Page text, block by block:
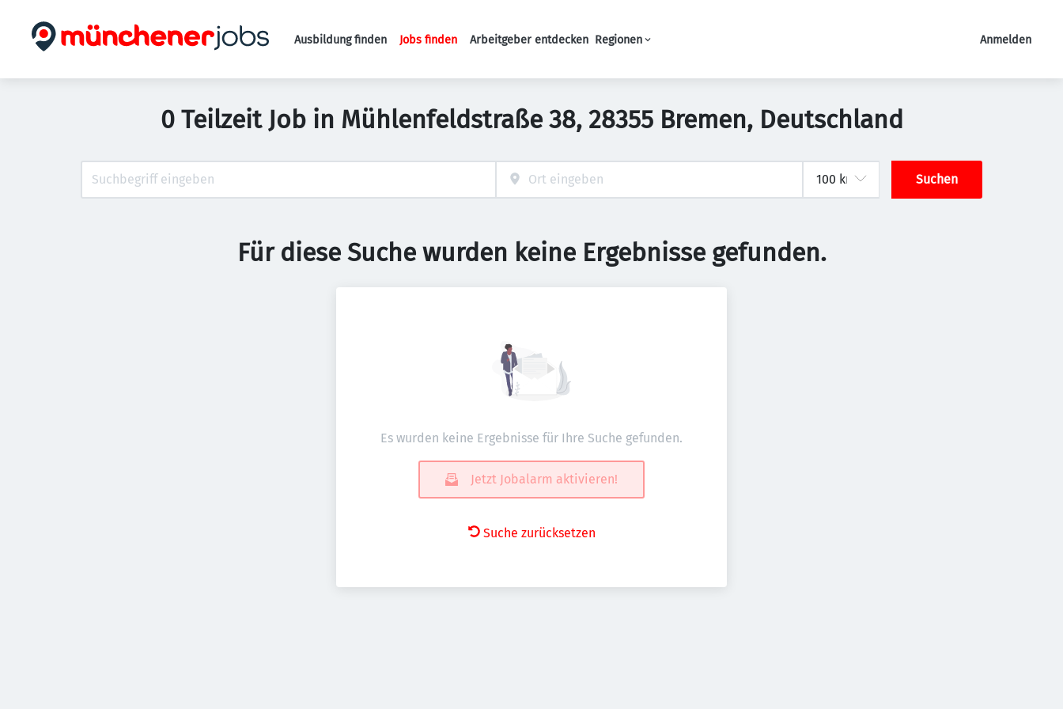
Haupt-Navigation
Ausbildung finden Jobs finden Arbeitgeber entdecken Regionen Anmelden
0 Teilzeit Job in Mühlenfeldstraße 38, 28355 Bremen, Deutschland
Suchen
Für diese Suche wurden keine Ergebnisse gefunden.
Es wurden keine Ergebnisse für Ihre Suche gefunden.
Jetzt Jobalarm aktivieren!
Suche zurücksetzen